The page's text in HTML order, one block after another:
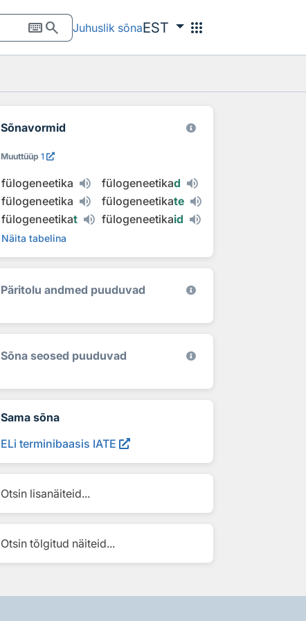
keyboardsearch Juhuslik sõnaEST apps
Sõnavormid
Muuttüüp 1
fülogeneetika fülogeneetikad
fülogeneetika
fülogeneetikate
fülogeneetikat fülogeneetikaid
Näita tabelina
Päritolu andmed puuduvad
Sõna seosed puuduvad
Sama sõna
ELi terminibaasis IATE
Otsin lisanäiteid...
Otsin tõlgitud näiteid...